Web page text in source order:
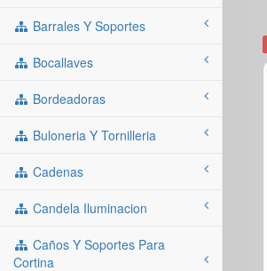
Barrales Y Soportes
Bocallaves
Bordeadoras
Buloneria Y Tornilleria
Cadenas
Candela Iluminacion
Caños Y Soportes Para
Cortina